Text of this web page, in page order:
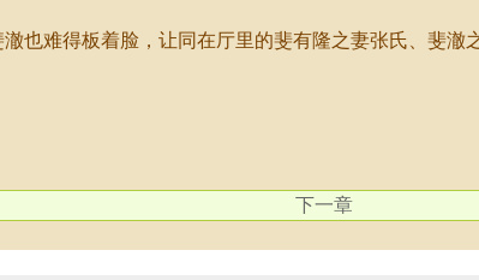
难得板着脸，让同在厅里的斐有隆之妻张氏、斐澈
下一章